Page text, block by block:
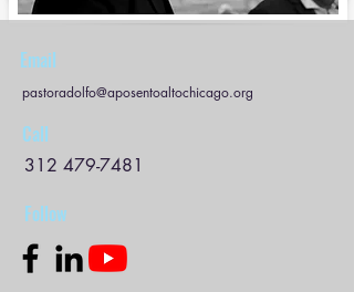
Email
pastoradolfo@aposentoaltochicago.org
Call
312 479-7481
Follow